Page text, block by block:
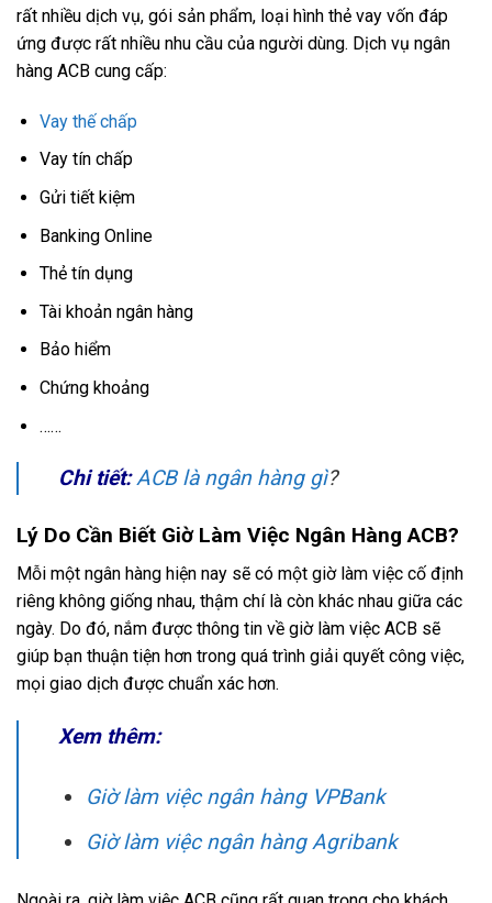
rất nhiều dịch vụ, gói sản phẩm, loại hình thẻ vay vốn đáp
ứng được rất nhiều nhu cầu của người dùng. Dịch vụ ngân
hàng ACB cung cấp:
Vay thế chấp
Vay tín chấp
Gửi tiết kiệm
Banking Online
Thẻ tín dụng
Tài khoản ngân hàng
Bảo hiểm
Chứng khoảng
……
Chi tiết: ACB là ngân hàng gì?
Lý Do Cần Biết Giờ Làm Việc Ngân Hàng ACB?
Mỗi một ngân hàng hiện nay sẽ có một giờ làm việc cố định
riêng không giống nhau, thậm chí là còn khác nhau giữa các
ngày. Do đó, nắm được thông tin về giờ làm việc ACB sẽ
giúp bạn thuận tiện hơn trong quá trình giải quyết công việc,
mọi giao dịch được chuẩn xác hơn.
Xem thêm:
Giờ làm việc ngân hàng VPBank
Giờ làm việc ngân hàng Agribank